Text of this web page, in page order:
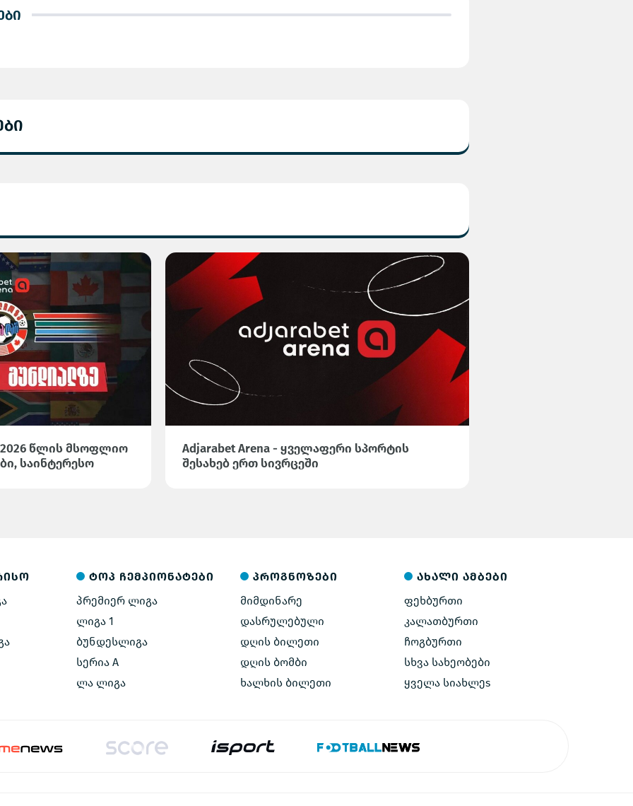
წლის მსოფლიო
საინტერესო
Adjarabet Arena - ყველაფერი სპორტის
შესახებ ერთ სივრცეში
ტოპ ჩემპიონატები
პრემიერ ლიგა
ლიგა 1
ბუნდესლიგა
სერია A
ლა ლიგა
პროგნოზები
მიმდინარე
დასრულებული
დღის ბილეთი
დღის ბომბი
ხალხის ბილეთი
ახალი ამბები
ფეხბურთი
კალათბურთი
ჩოგბურთი
სხვა სახეობები
ყველა სიახლეs